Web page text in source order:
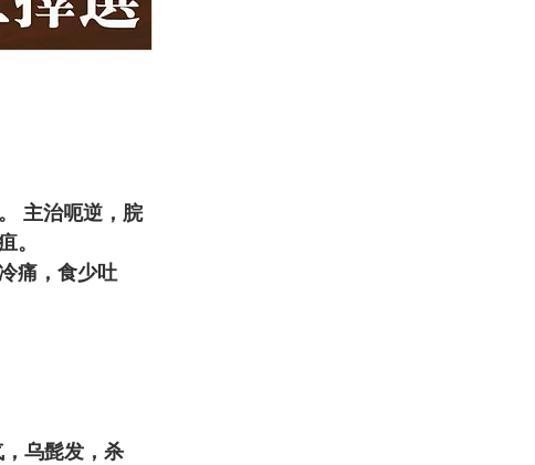
主治呃逆，脘
。
痛，食少吐
乌髭发，杀